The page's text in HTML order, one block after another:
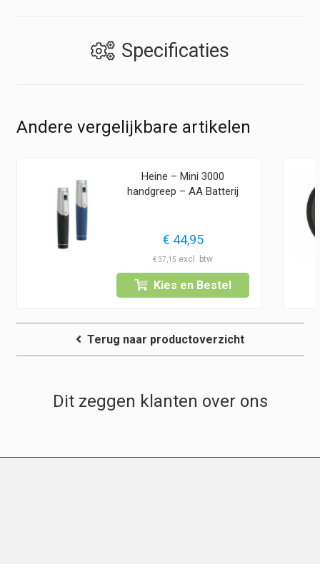
Specificaties
Andere vergelijkbare artikelen
Heine – Mini 3000
handgreep – AA Batterij
€ 44,95
€37,15
Kies en Bestel
Terug naar productoverzicht
Dit zeggen klanten over ons